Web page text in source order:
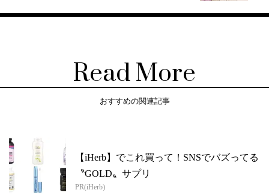
Read More
おすすめの関連記事
【iHerb】でこれ買って！SNSでバズってる
〝GOLD〟サプリ
PR(iHerb)